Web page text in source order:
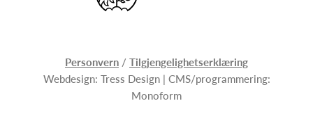
Personvern / Tilgjengelighetserklæring
Webdesign: Tress Design| CMS/programmering:
Monoform